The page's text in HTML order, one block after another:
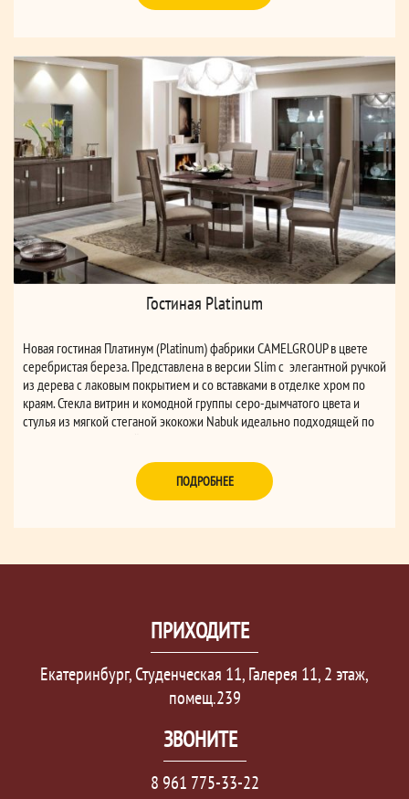
Гостиная Platinum
Новая гостиная Платинум (Platinum) фабрики CAMELGROUP в цвете
серебристая береза. Представлена в версии Slim с элегантной ручкой
из дерева с лаковым покрытием и со вставками в отделке хром по
краям. Стекла витрин и комодной группы серо-дымчатого цвета и
стулья из мягкой стеганой экокожи Nabuk идеально подходящей по
ПОДРОБНЕЕ
ПРИХОДИТЕ
Екатеринбург, Студенческая 11, Галерея 11, 2 этаж,
помещ.239
ЗВОНИТЕ
8 961 775-33-22